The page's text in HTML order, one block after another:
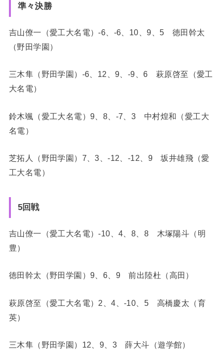
準々決勝
吉山僚一（愛工大名電）-6、-6、10、9、5 徳田幹太
（野田学園）
三木隼（野田学園）-6、12、9、-9、6 萩原啓至（愛工
大名電）
鈴木颯（愛工大名電）9、8、-7、3 中村煌和（愛工大
名電）
芝拓人（野田学園）7、3、-12、-12、9 坂井雄飛（愛
工大名電）
5回戦
吉山僚一（愛工大名電）-10、4、8、8 木塚陽斗（明
豊）
徳田幹太（野田学園）9、6、9 前出陸杜（高田）
萩原啓至（愛工大名電）2、4、-10、5 高橋慶太（育
英）
三木隼（野田学園）12、9、3 薛大斗（遊学館）